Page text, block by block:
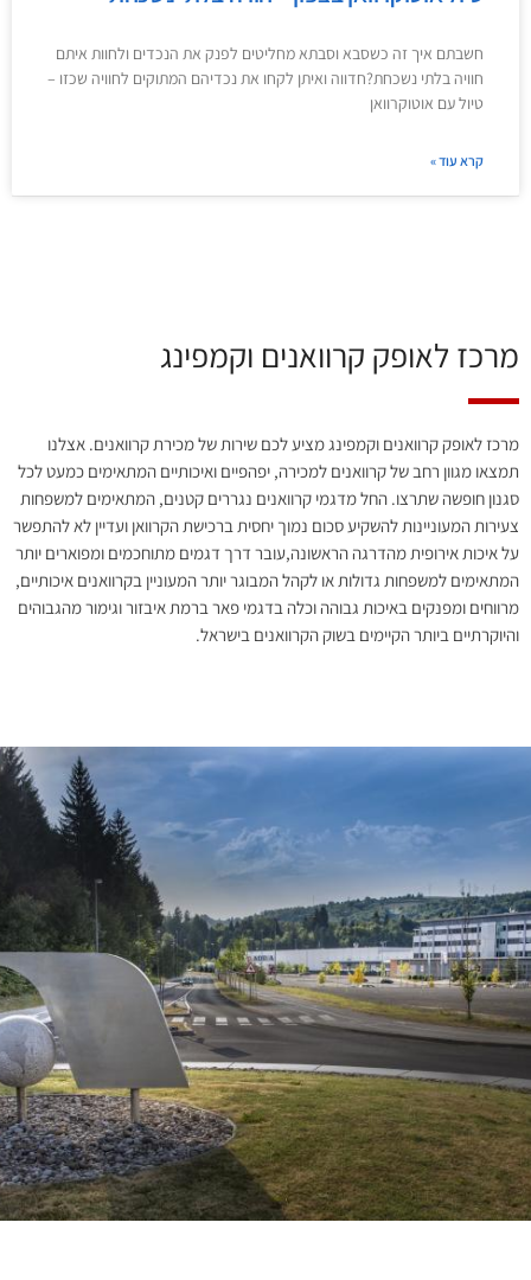
חשבתם איך זה כשסבא וסבתא מחליטים לפנק את הנכדים ולחוות איתם
חוויה בלתי נשכחת?חדווה ואיתן לקחו את נכדיהם המתוקים לחוויה שכזו –
טיול עם אוטוקרוואן
קרא עוד »
מרכז לאופק קרוואנים וקמפינג
מרכז לאופק קרוואנים וקמפינג מציע לכם שירות של מכירת קרוואנים. אצלנו
תמצאו מגוון רחב של קרוואנים למכירה, יפהפיים ואיכותיים המתאימים כמעט לכל
סגנון חופשה שתרצו. החל מדגמי קרוואנים נגררים קטנים, המתאימים למשפחות
צעירות המעוניינות להשקיע סכום נמוך יחסית ברכישת הקרוואן ועדיין לא להתפשר
על איכות אירופית מהדרגה הראשונה,עובר דרך דגמים מתוחכמים ומפוארים יותר
המתאימים למשפחות גדולות או לקהל המבוגר יותר המעוניין בקרוואנים איכותיים,
מרווחים ומפנקים באיכות גבוהה וכלה בדגמי פאר ברמת איבזור וגימור מהגבוהים
והיוקרתיים ביותר הקיימים בשוק הקרוואנים בישראל.